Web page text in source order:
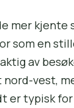
mer kjente
som en
av
nord-vest,
er typisk